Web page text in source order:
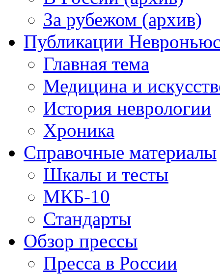
За рубежом (архив)
Публикации
Главная тема
Медицина и
История неврологии
Хроника
Справочные материалы
Шкалы и тесты
МКБ-10
Стандарты
Обзор прессы
Пресса в России